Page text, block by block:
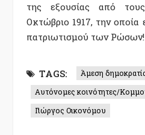
της εξουσίας από
Οκτώβριο 1917, την
πατριωτισμού των Ρώσων!
TAGS:
Άμεση
Αυτόνομες κοινότητες/
Γιώργος Οικονόμου